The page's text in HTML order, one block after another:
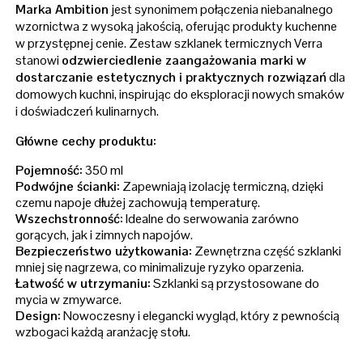
Marka Ambition jest synonimem połączenia niebanalnego
wzornictwa z wysoką jakością, oferując produkty kuchenne
w przystępnej cenie. Zestaw szklanek termicznych Verra
stanowiodzwierciedlenie zaangażowania marki w
dostarczanie estetycznych i praktycznych rozwiązańdla
domowych kuchni, inspirując do eksploracji nowych smaków
i doświadczeń kulinarnych.
Główne cechy produktu:
Pojemność:350 ml
Podwójne ścianki: Zapewniają izolację termiczną, dzięki
czemu napoje dłużej zachowują temperaturę.
Wszechstronność:Idealne do serwowania zarówno
gorących, jak i zimnych napojów.
Bezpieczeństwo użytkowania: Zewnętrzna część szklanki
mniej się nagrzewa, co minimalizuje ryzyko oparzenia.
Łatwość w utrzymaniu:Szklanki są przystosowane do
mycia w zmywarce.
Design:Nowoczesny i elegancki wygląd, który z pewnością
wzbogaci każdą aranżację stołu.